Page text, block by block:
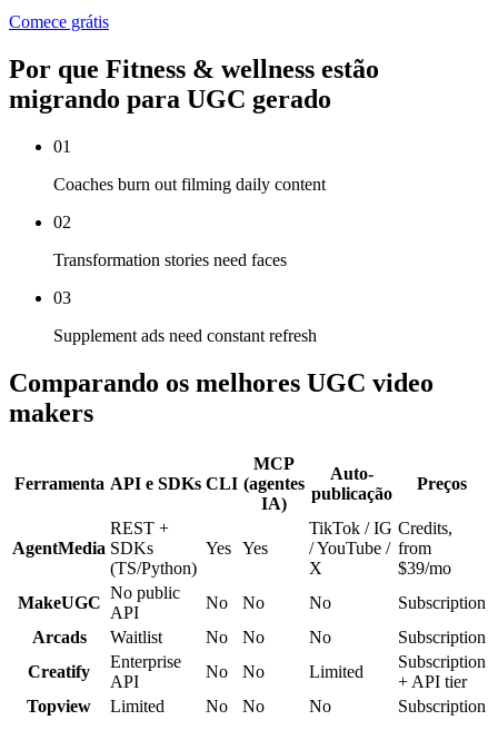
Comece grátis
Por que Fitness & wellness estão
migrando para UGC gerado
01
Coaches burn out filming daily content
02
Transformation stories need faces
03
Supplement ads need constant refresh
Comparando os melhores UGC video
makers
Ferramenta API e SDKs CLI
MCP
(agentes
IA)
Auto-
publicação
Preços
AgentMedia
REST +
SDKs
(TS/Python)
Yes Yes
TikTok / IG
/ YouTube /
X
Credits,
from
$39/mo
MakeUGC
No public
API
No No No
Subscription
Arcads
Waitlist No No No
Subscription
Creatify
Enterprise
API
No No Limited
Subscription
+ API tier
Topview
Limited No No No Subscription